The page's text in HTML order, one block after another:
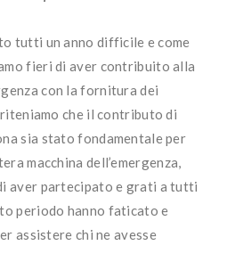
tutti un anno difficile e come
fieri di aver contribuito alla
con la fornitura dei
che il contributo di
sia stato fondamentale per
macchina dell’emergenza,
aver partecipato e grati a tutti
periodo hanno faticato e
assistere chi ne avesse